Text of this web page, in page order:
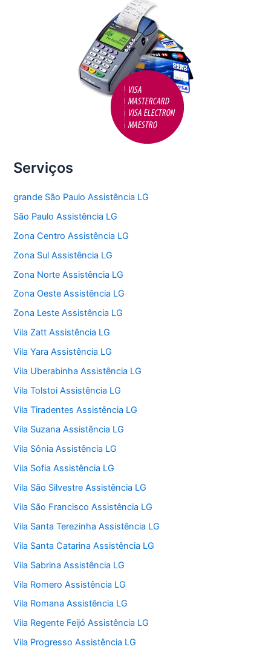
Serviços
grande São Paulo Assistência LG
São Paulo Assistência LG
Zona Centro Assistência LG
Zona Sul Assistência LG
Zona Norte Assistência LG
Zona Oeste Assistência LG
Zona Leste Assistência LG
Vila Zatt Assistência LG
Vila Yara Assistência LG
Vila Uberabinha Assistência LG
Vila Tolstoi Assistência LG
Vila Tiradentes Assistência LG
Vila Suzana Assistência LG
Vila Sônia Assistência LG
Vila Sofia Assistência LG
Vila São Silvestre Assistência LG
Vila São Francisco Assistência LG
Vila Santa Terezinha Assistência LG
Vila Santa Catarina Assistência LG
Vila Sabrina Assistência LG
Vila Romero Assistência LG
Vila Romana Assistência LG
Vila Regente Feijó Assistência LG
Vila Progresso Assistência LG